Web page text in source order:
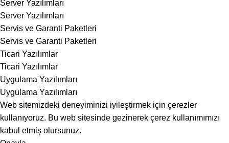
Server Yazılımları
Server Yazılımları
Servis ve Garanti Paketleri
Servis ve Garanti Paketleri
Ticari Yazılımlar
Ticari Yazılımlar
Uygulama Yazılımları
Uygulama Yazılımları
Web sitemizdeki deneyiminizi iyileştirmek için çerezler
kullanıyoruz. Bu web sitesinde gezinerek çerez kullanımımızı
kabul etmiş olursunuz.